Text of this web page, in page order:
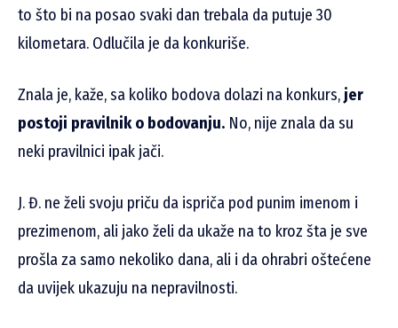
to što bi na posao svaki dan trebala da putuje 30
kilometara. Odlučila je da konkuriše.
Znala je, kaže, sa koliko bodova dolazi na konkurs, jer
postoji pravilnik o bodovanju. No, nije znala da su
neki pravilnici ipak jači.
J. Đ. ne želi svoju priču da ispriča pod punim imenom i
prezimenom, ali jako želi da ukaže na to kroz šta je sve
prošla za samo nekoliko dana, ali i da ohrabri oštećene
da uvijek ukazuju na nepravilnosti.